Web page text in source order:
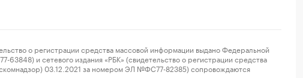
о регистрации средства массовой информации выдано Федеральной
и сетевого издания «РБК» (свидетельство о регистрации средства
03.12.2021 за номером ЭЛ №ФС77-82385) сопровождаются